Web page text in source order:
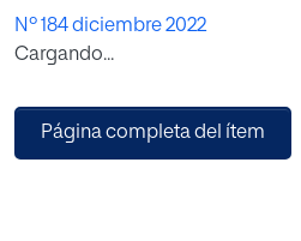
organizaciones internacionales.
quería ser —y así es— el formato
línea, del nivel de Estados
habla inglesa tradicionalmente
Nº 184 diciembre 2022
Cargando...
Página completa del ítem